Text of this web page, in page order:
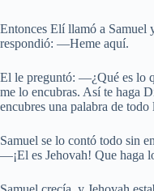
Entonces Elí llamó a
respondió: —Heme aquí.
El le preguntó: —¿Qué es lo
me lo encubras. Así te haga
encubres una palabra de
Samuel se lo contó todo sin
—¡El es Jehovah! Que haga